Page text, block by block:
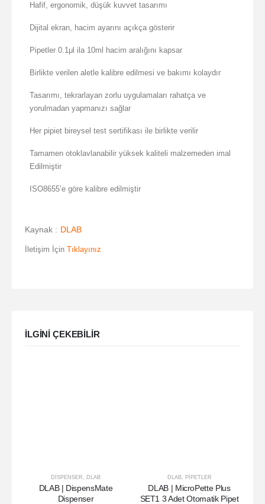
Hafif, ergonomik, düşük kuvvet tasarımı
Dijital ekran, hacim ayarını açıkça gösterir
Pipetler 0.1μl ila 10ml hacim aralığını kapsar
Birlikte verilen aletle kalibre edilmesi ve bakımı kolaydır
Tasarımı, tekrarlayan zorlu uygulamaları rahatça ve
yorulmadan yapmanızı sağlar
Her pipiet bireysel test sertifikası ile birlikte verilir
Tamamen otoklavlanabilir yüksek kaliteli malzemeden imal
Edilmiştir
ISO8655’e göre kalibre edilmiştir
Kaynak : DLAB
İletişim İçin Tıklayınız
ILGINI ÇEKEBILIR
DISPENSER DLAB
DLAB | DispensMate
Dispenser
DLAB, PIPETLER
DLAB | MicroPette Plus
SET1 3 Adet Otomatik Pipet